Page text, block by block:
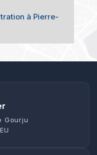
à Pierre-
Gourju